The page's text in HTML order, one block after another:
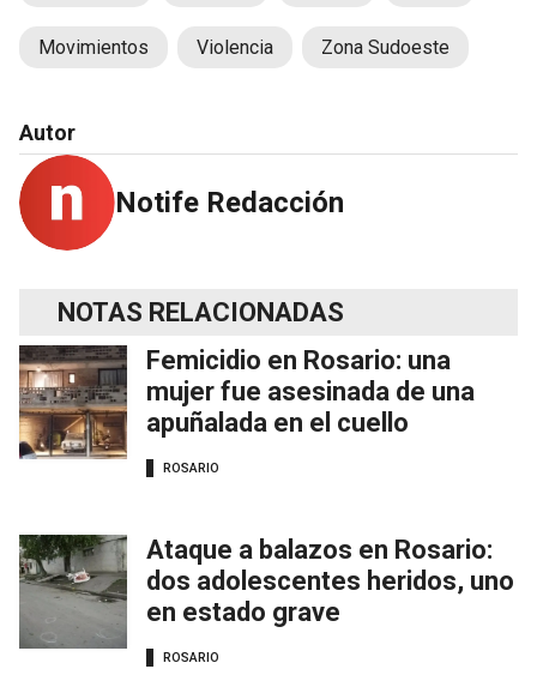
Movimientos Violencia Zona Sudoeste
Autor
Notife Redacción
NOTAS RELACIONADAS
Femicidio en Rosario: una
mujer fue asesinada de una
apuñalada en el cuello
ROSARIO
Ataque a balazos en Rosario:
dos adolescentes heridos, uno
en estado grave
ROSARIO